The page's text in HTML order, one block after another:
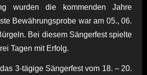
wurden die kommenden Jahre
Bewährungsprobe war am 05., 06.
Bei diesem Sängerfest spielte
Tagen mit Erfolg.
3-tägige Sängerfest vom 18. – 20.